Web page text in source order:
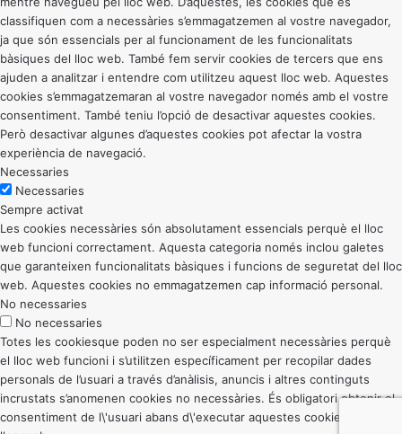
classifiquen com a necessàries s’emmagatzemen al vostre navegador,
ja que són essencials per al funcionament de les funcionalitats
bàsiques del lloc web. També fem servir cookies de tercers que ens
ajuden a analitzar i entendre com utilitzeu aquest lloc web. Aquestes
cookies s’emmagatzemaran al vostre navegador només amb el vostre
consentiment. També teniu l’opció de desactivar aquestes cookies.
Però desactivar algunes d’aquestes cookies pot afectar la vostra
experiència de navegació.
Necessaries
Necessaries
Sempre activat
Les cookies necessàries són absolutament essencials perquè el lloc
web funcioni correctament. Aquesta categoria només inclou galetes
que garanteixen funcionalitats bàsiques i funcions de seguretat del lloc
web. Aquestes cookies no emmagatzemen cap informació personal.
No necessaries
No necessaries
Totes les cookiesque poden no ser especialment necessàries perquè
el lloc web funcioni i s’utilitzen específicament per recopilar dades
personals de l’usuari a través d’anàlisis, anuncis i altres continguts
incrustats s’anomenen cookies no necessàries. És obligatori obtenir el
consentiment de l\'usuari abans d\'executar aquestes cookies al vostre